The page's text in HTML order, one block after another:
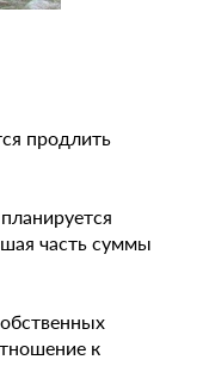
продлить
часть суммы
к